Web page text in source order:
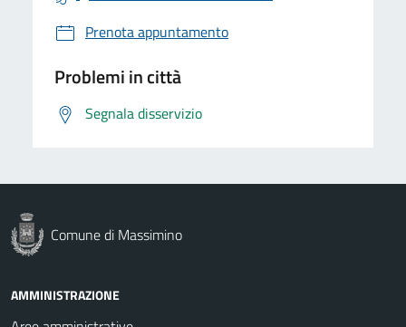
Prenota appuntamento
Problemi in città
Segnala disservizio
Comune di Massimino
AMMINISTRAZIONE